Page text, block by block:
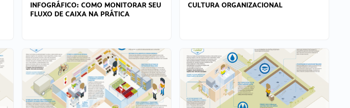
INFOGRÁFICO: COMO MONITORAR SEU
FLUXO DE CAIXA NA PRÁTICA
CULTURA ORGANIZACIONAL